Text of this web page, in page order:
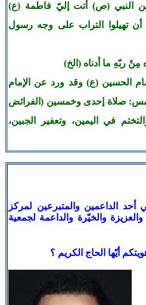
النبي (ص) أتت إليّ فاطمة (ع)
تهيلوا التراب على وجه رسول
ربّهِ ما أدناه (الخ)
الحسين (ع) وقد ورد عن الإمام
صلاة إحدى وخمسين (الفرائض
في اليمين، وتعفير الجبين،
الداعمين والمتبرعين لمركز
والخيّرة والداعمة لجمعية